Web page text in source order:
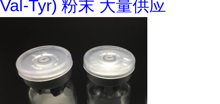
Val-Tyr) 粉末 大量供应